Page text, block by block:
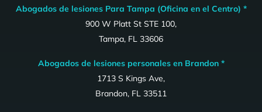
Abogados de lesiones Para Tampa (Oficina en el Centro) *
900 W Platt St STE 100,
Tampa, FL 33606
Abogados de lesiones personales en Brandon *
1713 S Kings Ave,
Brandon, FL 33511